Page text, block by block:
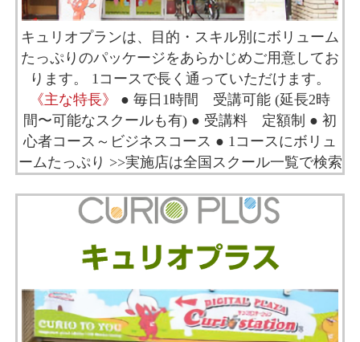
キュリオプランは、目的・スキル別にボリューム
たっぷりのパッケージをあらかじめご用意してお
ります。 1コースで長く通っていただけます。
《主な特長》
● 毎日1時間 受講可能 (延長2時
間〜可能なスクールも有) ● 受講料 定額制 ● 初
心者コース～ビジネスコース ● 1コースにボリュ
ームたっぷり >>実施店は全国スクール一覧で検索